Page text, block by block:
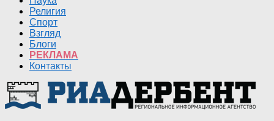
Религия
Спорт
Взгляд
Блоги
РЕКЛАМА
Контакты